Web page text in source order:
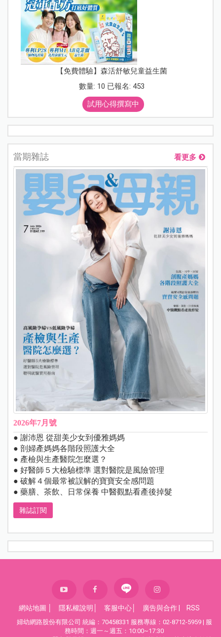
【免費體驗】森活舒敏兒童益生菌
數量: 10 已報名: 453
試用心得撰寫中
當期雜誌 看更多
2026年7月號
● 謝沛恩 從甜美少女到優雅媽媽
● 剖婦產媽媽各階段照護大全
● 產檢與生產醫院怎麼選？
● 好醫師５大檢驗標準 選對醫院是風險管理
● 破解４個最常被誤解的寶寶安全感問題
● 藥膳、茶飲、日常保養 中醫觀點看產後掉髮
雜誌訂閱
網站地圖 隱私權說明 客服中心 廣告與合作 RSS
婦幼網路股份有限公司 統編：70458331 服務專線：02-8712-5959 | 服
務時間：週一～週五：10:00~17:30